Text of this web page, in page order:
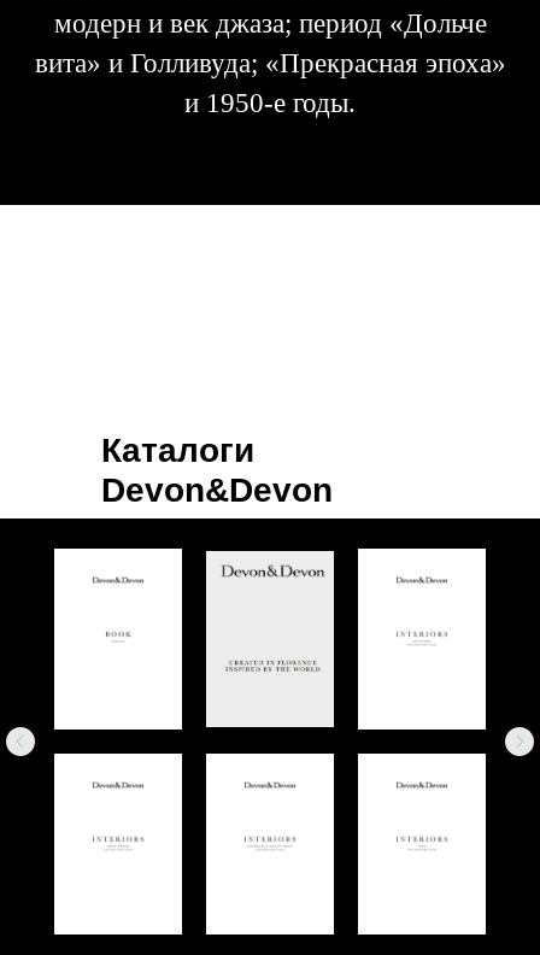
модерн и век джаза; период «Дольче
вита» и Голливуда; «Прекрасная эпоха»
и 1950-е годы.
Каталоги
Devon&Devon